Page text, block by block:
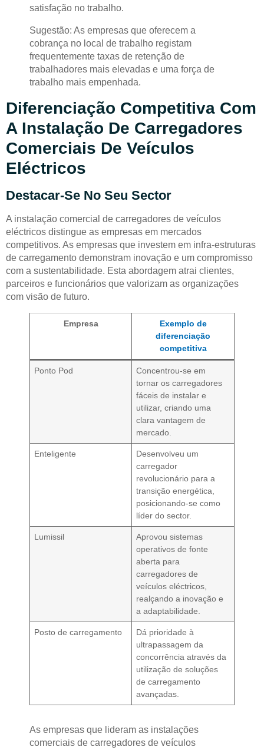
satisfação no trabalho.
Sugestão: As empresas que oferecem a
cobrança no local de trabalho registam
frequentemente taxas de retenção de
trabalhadores mais elevadas e uma força de
trabalho mais empenhada.
Diferenciação Competitiva Com
A Instalação De Carregadores
Comerciais De Veículos
Eléctricos
Destacar-Se No Seu Sector
A instalação comercial de carregadores de veículos
eléctricos distingue as empresas em mercados
competitivos. As empresas que investem em infra-estruturas
de carregamento demonstram inovação e um compromisso
com a sustentabilidade. Esta abordagem atrai clientes,
parceiros e funcionários que valorizam as organizações
com visão de futuro.
Empresa
Exemplo de
diferenciação
competitiva
Ponto Pod
Concentrou-se em
tornar os carregadores
fáceis de instalar e
utilizar, criando uma
clara vantagem de
mercado.
Enteligente
Desenvolveu um
carregador
revolucionário para a
transição energética,
posicionando-se como
líder do sector.
Lumissil
Aprovou sistemas
operativos de fonte
aberta para
carregadores de
veículos eléctricos,
realçando a inovação e
a adaptabilidade.
Posto de carregamento
Dá prioridade à
ultrapassagem da
concorrência através da
utilização de soluções
de carregamento
avançadas.
As empresas que lideram as instalações
comerciais de carregadores de veículos